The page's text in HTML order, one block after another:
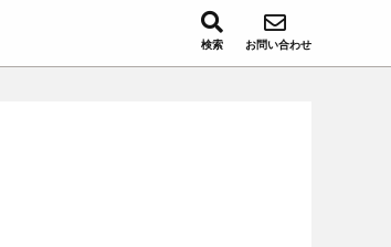
検索 お問い合わせ